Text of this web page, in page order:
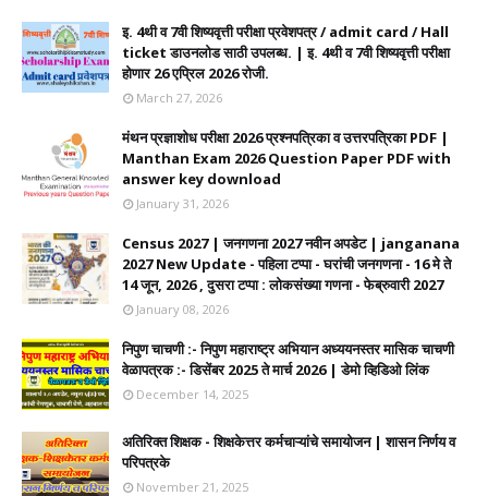
इ. 4थी व 7वी शिष्यवृत्ती परीक्षा प्रवेशपत्र / admit card / Hall
ticket डाउनलोड साठी उपलब्ध. | इ. 4थी व 7वी शिष्यवृत्ती परीक्षा
होणार 26 एप्रिल 2026 रोजी.
March 27, 2026
मंथन प्रज्ञाशोध परीक्षा 2026 प्रश्नपत्रिका व उत्तरपत्रिका PDF |
Manthan Exam 2026 Question Paper PDF with
answer key download
January 31, 2026
Census 2027 | जनगणना 2027 नवीन अपडेट | janganana
2027 New Update - पहिला टप्पा - घरांची जनगणना - 16 मे ते
14 जून, 2026 , दुसरा टप्पा : लोकसंख्या गणना - फेब्रुवारी 2027
January 08, 2026
निपुण चाचणी :- निपुण महाराष्ट्र अभियान अध्ययनस्तर मासिक चाचणी
वेळापत्रक :- डिसेंबर 2025 ते मार्च 2026 | डेमो व्हिडिओ लिंक
December 14, 2025
अतिरिक्त शिक्षक - शिक्षकेत्तर कर्मचाऱ्यांचे समायोजन | शासन निर्णय व
परिपत्रके
November 21, 2025